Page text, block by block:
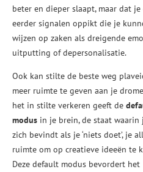
beter en dieper slaapt, maar dat
eerder signalen oppikt die je
wijzen op zaken als dreigende
uitputting of depersonalisatie.
Ook kan stilte de beste weg
meer ruimte te geven aan je
het in stilte verkeren geeft de
modus in je brein, de staat waarin
zich bevindt als je ‘niets doet’, je
ruimte om op creatieve ideeën te
Deze default modus bevordert het